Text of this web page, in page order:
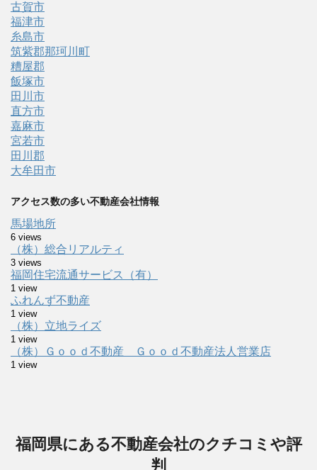
古賀市
福津市
糸島市
筑紫郡那珂川町
糟屋郡
飯塚市
田川市
直方市
嘉麻市
宮若市
田川郡
大牟田市
アクセス数の多い不動産会社情報
馬場地所
6 views
（株）総合リアルティ
3 views
福岡住宅流通サービス（有）
1 view
ふれんず不動産
1 view
（株）立地ライズ
1 view
（株）Ｇｏｏｄ不動産 Ｇｏｏｄ不動産法人営業店
1 view
福岡県にある不動産会社のクチコミや評
判